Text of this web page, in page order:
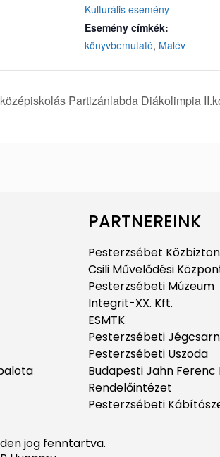
Kulturális esemény
Esemény címkék:
könyvbemutató, Malév
Partizánlabda Diákolimpia
PARTNEREINK
Pesterzsébet
Csili Művelődési
Pesterzsébeti Múzeum
Integrit-XX. Kft.
ESMTK
Pesterzsébeti
Pesterzsébeti Uszoda
Budapesti Jahn
Rendelőintézet
Pesterzsébeti
jog fenntartva.